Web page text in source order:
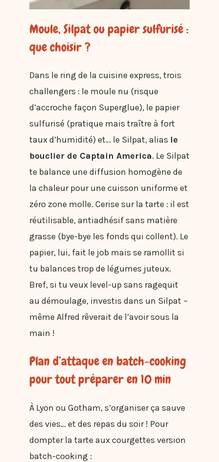
Moule, Silpat ou papier sulfurisé :
que choisir ?
Dans le ring de la cuisine express, trois
challengers : le moule nu (risque
d’accroche façon Superglue), le papier
sulfurisé (pratique mais traître à fort
taux d’humidité) et… le Silpat, alias le
bouclier de Captain America. Le Silpat
te balance une diffusion homogène de
la chaleur pour une cuisson uniforme et
zéro zone molle. Cerise sur la tarte : il est
réutilisable, antiadhésif sans matière
grasse (bye-bye les fonds qui collent). Le
papier, lui, fait le job mais se ramollit si
tu balances trop de légumes juteux.
Bref, si tu veux level-up sans ragequit
au démoulage, investis dans un Silpat –
même Alfred rêverait de l’avoir sous la
main !
Plan d’attaque en batch-cooking
pour tout préparer en 10 min
À Lyon ou Gotham, s’organiser ça sauve
des vies… et des repas du soir ! Pour
dompter la tarte aux courgettes version
batch-cooking :